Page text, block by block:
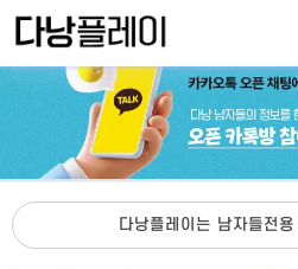
다낭플레이는 남자들전